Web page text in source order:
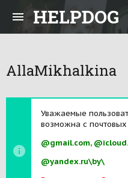
HELPDOG
AllaMikhalkina
Уважаемые
возможна с почтовых
@gmail.com,
@yandex.ru\by\